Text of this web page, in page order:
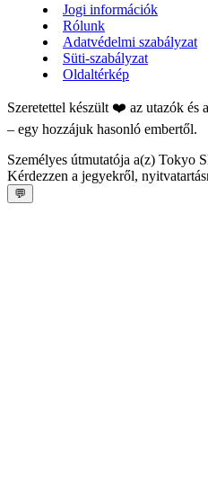
Jogi információk
Rólunk
Adatvédelmi szabályzat
Süti-szabályzat
Oldaltérkép
Szeretettel készült ❤️ az utazók és
– egy hozzájuk hasonló embertől.
Személyes útmutatója a(z) Tokyo
Kérdezzen a jegyekről,
💬